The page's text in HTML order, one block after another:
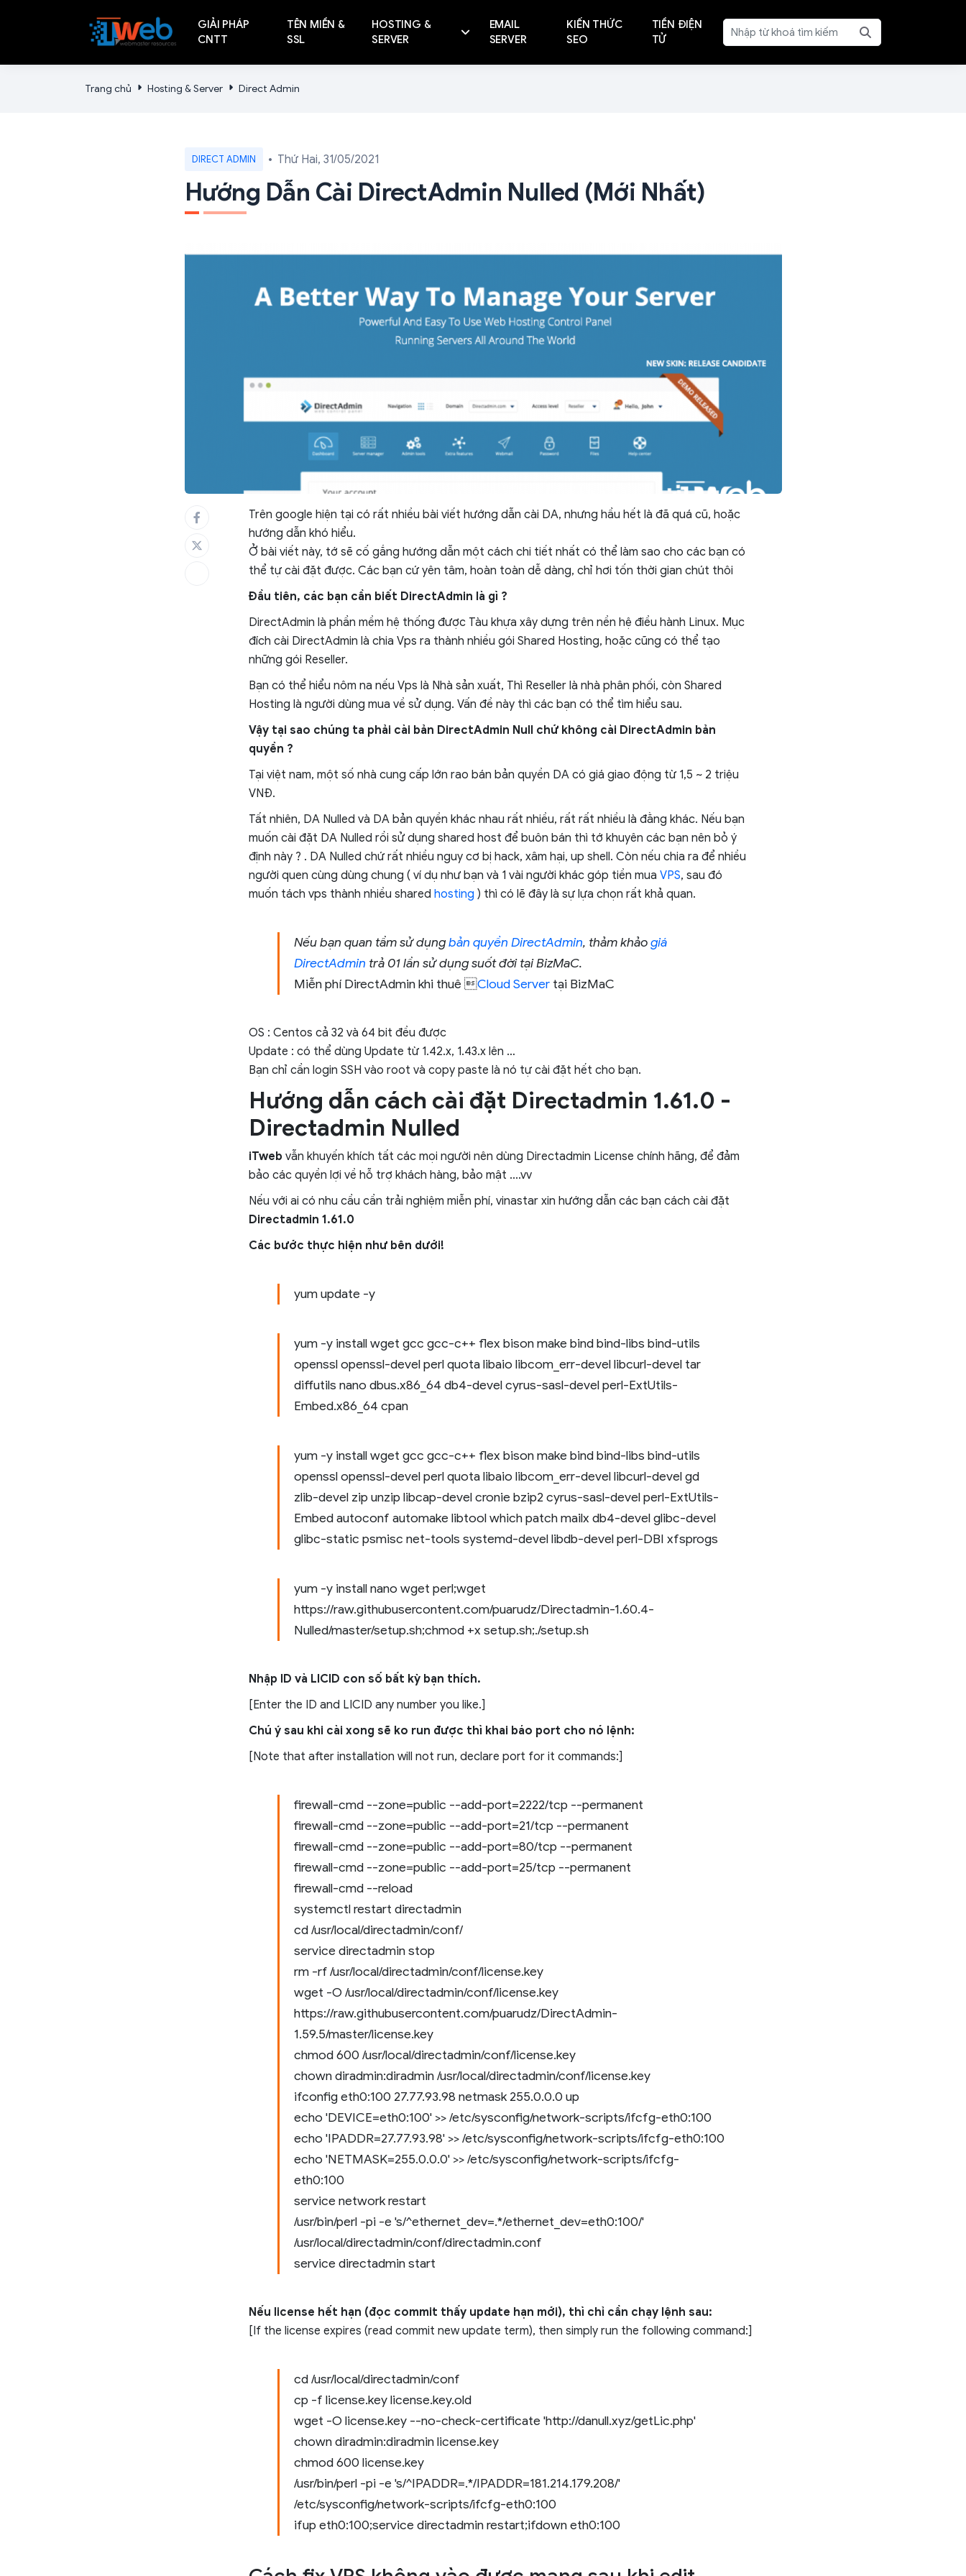
GIẢI PHÁP
CNTT
TÊN MIỀN &
SSL
HOSTING &
SERVER
EMAIL
SERVER
KIẾN THỨC
SEO
TIỀN ĐIỆN
TỬ
Trang chủ Hosting & Server Direct Admin
DIRECT ADMIN Thứ Hai, 31/05/2021
Hướng Dẫn Cài DirectAdmin Nulled (mới Nhất)
Trên google hiện tại có rất nhiều bài viết hướng dẫn cài DA, nhưng hầu hết là đã quá cũ, hoặc
hướng dẫn khó hiểu.
Ở bài viết này, tớ sẽ cố gắng hướng dẫn một cách chi tiết nhất có thể làm sao cho các bạn có
thể tự cài đặt được. Các bạn cứ yên tâm, hoàn toàn dễ dàng, chỉ hơi tốn thời gian chút thôi
Đầu tiên, các bạn cần biết DirectAdmin là gì ?
DirectAdmin là phần mềm hệ thống được Tàu khựa xây dựng trên nền hệ điều hành Linux. Mục
đích cài DirectAdmin là chia Vps ra thành nhiều gói Shared Hosting, hoặc cũng có thể tạo
những gói Reseller.
Bạn có thể hiểu nôm na nếu Vps là Nhà sản xuất, Thì Reseller là nhà phân phối, còn Shared
Hosting là người dùng mua về sử dụng. Vấn đề này thì các bạn có thể tìm hiểu sau.
Vậy tại sao chúng ta phải cài bản DirectAdmin Null chứ không cài DirectAdmin bản
quyền ?
Tại việt nam, một số nhà cung cấp lớn rao bán bản quyền DA có giá giao động từ 1,5 ~ 2 triệu
VNĐ.
Tất nhiên, DA Nulled và DA bản quyền khác nhau rất nhiều, rất rất nhiều là đằng khác. Nếu bạn
muốn cài đặt DA Nulled rồi sử dụng shared host để buôn bán thì tớ khuyên các bạn nên bỏ ý
định này ? . DA Nulled chứ rất nhiều nguy cơ bị hack, xâm hại, up shell. Còn nếu chia ra để nhiều
người quen cùng dùng chung ( ví dụ như bạn và 1 vài người khác góp tiền mua VPS, sau đó
muốn tách vps thành nhiều shared hosting ) thì có lẽ đây là sự lựa chọn rất khả quan.
Nếu bạn quan tầm sử dụngbản quyền DirectAdmin, thảm khảogiá
DirectAdmin trả 01 lần sử dụng suốt đời tại BizMaC.
Miễn phí DirectAdmin khi thuê Cloud Servertại BizMaC
OS : Centos cả 32 và 64 bit đều được
Update : có thể dùng Update từ 1.42.x, 1.43.x lên …
Bạn chỉ cần login SSH vào root và copy paste là nó tự cài đặt hết cho bạn.
Hướng dẫn cách cài đặt Directadmin 1.61.0 -
Directadmin Nulled
iTweb vẫn khuyến khích tất các mọi người nên dùng Directadmin License chính hãng, để đảm
bảo các quyền lợi về hỗ trợ khách hàng, bảo mật ....vv
Nếu với ai có nhu cầu cần trải nghiệm miễn phí, vinastar xin hướng dẫn các bạn cách cài đặt
Directadmin 1.61.0
Các bước thực hiện như bên dưới!
yum update -y
yum -y install wget gcc gcc-c++ flex bison make bind bind-libs bind-utils
openssl openssl-devel perl quota libaio libcom_err-devel libcurl-devel tar
diffutils nano dbus.x86_64 db4-devel cyrus-sasl-devel perl-ExtUtils-
Embed.x86_64 cpan
yum -y install wget gcc gcc-c++ flex bison make bind bind-libs bind-utils
openssl openssl-devel perl quota libaio libcom_err-devel libcurl-devel gd
zlib-devel zip unzip libcap-devel cronie bzip2 cyrus-sasl-devel perl-ExtUtils-
Embed autoconf automake libtool which patch mailx db4-devel glibc-devel
glibc-static psmisc net-tools systemd-devel libdb-devel perl-DBI xfsprogs
yum -y install nano wget perl;wget
https://raw.githubusercontent.com/puarudz/Directadmin-1.60.4-
Nulled/master/setup.sh;chmod +x setup.sh;./setup.sh
Nhập ID và LICID con số bất kỳ bạn thích.
[Enter the ID and LICID any number you like.]
Chú ý sau khi cài xong sẽ ko run được thì khai báo port cho nó lệnh:
[Note that after installation will not run, declare port for it commands:]
firewall-cmd --zone=public --add-port=2222/tcp --permanent
firewall-cmd --zone=public --add-port=21/tcp --permanent
firewall-cmd --zone=public --add-port=80/tcp --permanent
firewall-cmd --zone=public --add-port=25/tcp --permanent
firewall-cmd --reload
systemctl restart directadmin
cd /usr/local/directadmin/conf/
service directadmin stop
rm -rf /usr/local/directadmin/conf/license.key
wget -O /usr/local/directadmin/conf/license.key
https://raw.githubusercontent.com/puarudz/DirectAdmin-
1.59.5/master/license.key
chmod 600 /usr/local/directadmin/conf/license.key
chown diradmin:diradmin /usr/local/directadmin/conf/license.key
ifconfig eth0:100 27.77.93.98 netmask 255.0.0.0 up
echo 'DEVICE=eth0:100' >> /etc/sysconfig/network-scripts/ifcfg-eth0:100
echo 'IPADDR=27.77.93.98' >> /etc/sysconfig/network-scripts/ifcfg-eth0:100
echo 'NETMASK=255.0.0.0' >> /etc/sysconfig/network-scripts/ifcfg-
eth0:100
service network restart
/usr/bin/perl -pi -e 's/^ethernet_dev=.*/ethernet_dev=eth0:100/'
/usr/local/directadmin/conf/directadmin.conf
service directadmin start
Nếu license hết hạn (đọc commit thấy update hạn mới), thì chỉ cần chạy lệnh sau:
[If the license expires (read commit new update term), then simply run the following command:]
cd /usr/local/directadmin/conf
cp -f license.key license.key.old
wget -O license.key --no-check-certificate 'http://danull.xyz/getLic.php'
chown diradmin:diradmin license.key
chmod 600 license.key
/usr/bin/perl -pi -e 's/^IPADDR=.*/IPADDR=181.214.179.208/'
/etc/sysconfig/network-scripts/ifcfg-eth0:100
ifup eth0:100;service directadmin restart;ifdown eth0:100